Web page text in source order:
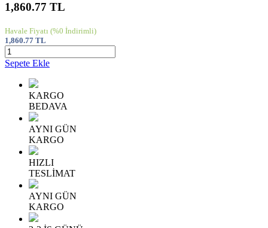
1,860.77 TL
Havale Fiyatı (%0 İndirimli)
1,860.77 TL
Sepete Ekle
KARGO
BEDAVA
AYNI GÜN
KARGO
HIZLI
TESLİMAT
AYNI GÜN
KARGO